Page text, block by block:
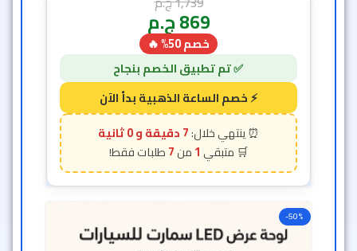
869ج.م
خصم 50% 🔥
6 دقيقة و 58 ثانية
1
7
-50%